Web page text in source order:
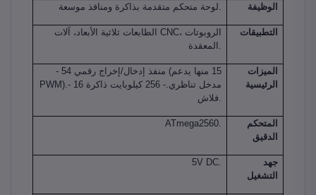
الوظيفة
التطبيقات
الطابعات ثلاثية الأبعاد، آلات CNC، الروبوتات
الميزات
الرئيسية
- 54 منفذ إدخال/إخراج رقمي (15 منها يدعم
PWM).- 16 مدخل تناظري.- 256 كيلوبايت ذاكرة
فلاش.
المتحكم
الدقيق
ATmega2560.
جهد
التشغيل
5V DC.